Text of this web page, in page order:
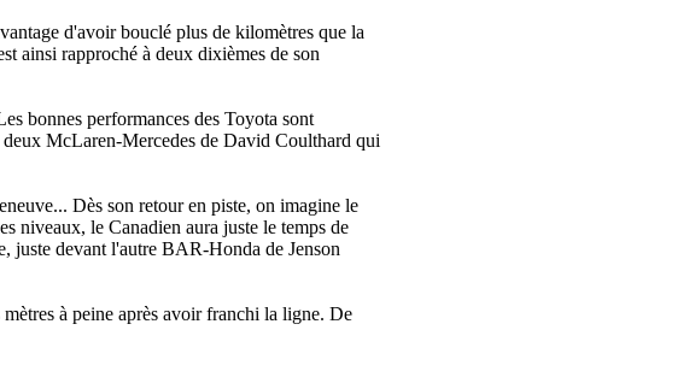
d'avoir bouclé plus de kilomètres que la
ainsi rapproché à deux dixièmes de son
bonnes performances des Toyota sont
deux McLaren-Mercedes de David Coulthard qui
Dès son retour en piste, on imagine le
niveaux, le Canadien aura juste le temps de
juste devant l'autre BAR-Honda de Jenson
à peine après avoir franchi la ligne. De